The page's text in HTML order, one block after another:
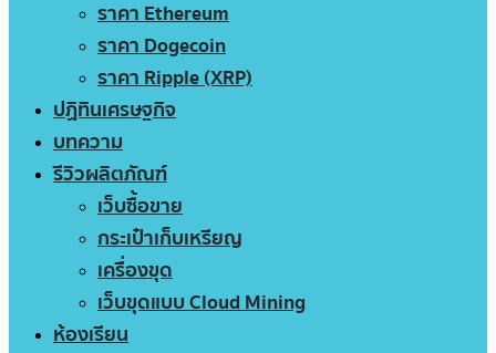
ราคา Ethereum
ราคา Dogecoin
ราคา Ripple (XRP)
ปฏิทินเศรษฐกิจ
บทความ
รีวิวผลิตภัณฑ์
เว็บซื้อขาย
กระเป๋าเก็บเหรียญ
เครื่องขุด
เว็บขุดแบบ Cloud Mining
ห้องเรียน